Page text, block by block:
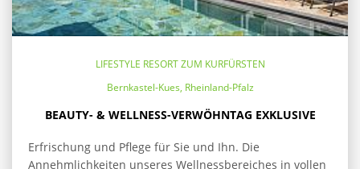
LIFESTYLE RESORT ZUM KURFÜRSTEN
Bernkastel-Kues, Rheinland-Pfalz
BEAUTY- & WELLNESS-VERWÖHNTAG EXKLUSIVE
Erfrischung und Pflege für Sie und Ihn. Die
Annehmlichkeiten unseres Wellnessbereiches in vollen